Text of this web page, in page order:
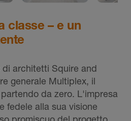
classe – e un
architetti Squire and
generale Multiplex, il
da zero. L'impresa
fedele alla sua visione